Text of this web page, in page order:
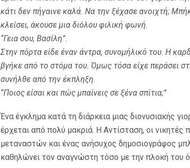
κάτι δεν πήγαινε καλά. Να την ξέχασε ανοιχτή;
κλείσει, άκουσε μια διόλου φιλική φωνή.
“Γεια σου, Βασίλη”.
Στην πόρτα είδε έναν άντρα, συνομήλικό του. Η
βγήκε από το στόμα του. Όμως τόσα είχε περάσει
συνήλθε από την έκπληξη.
“Ποιος είσαι και πώς μπαίνεις σε ξένα σπίτια;”
Ένα έγκλημα κατά τη διάρκεια μιας διονυσιακής
έρχεται από πολύ μακριά. Η Αντίσταση, οι νικητές
μεταναστών και ένας ανήσυχος δημοσιογράφος
καθηλώνει τον αναγνώστη τόσο με την πλοκή του